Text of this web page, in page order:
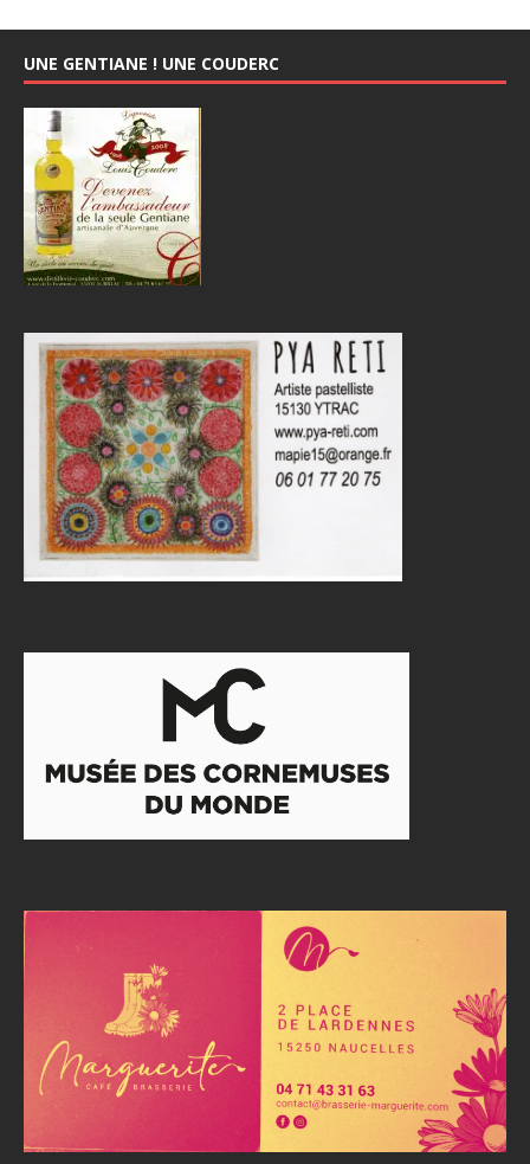
UNE GENTIANE ! UNE COUDERC